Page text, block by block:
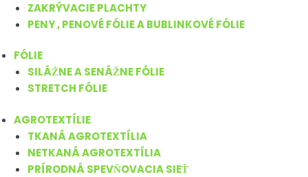
ZAKRÝVACIE PLACHTY
PENY , PENOVÉ FÓLIE A BUBLINKOVÉ FÓLIE
FÓLIE
SILÁŽNE A SENÁŽNE FÓLIE
STRETCH FÓLIE
AGROTEXTÍLIE
TKANÁ AGROTEXTÍLIA
NETKANÁ AGROTEXTÍLIA
PRÍRODNÁ SPEVŇOVACIA SIEŤ